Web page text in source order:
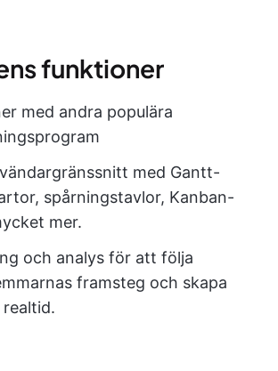
funktioner
med andra populära
med Gantt-
spårningstavlor, Kanban-
mer.
och analys för att följa
framsteg och skapa